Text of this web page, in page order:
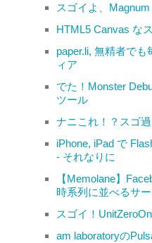
スゴイよ、
HTML5 Canvas な
paper.li, 無精者で
ィア
でた！Monster
ツール
ナニこれ！？スゴ
iPhone, iPad で
- それなりに
【Memolane】
時系列に並べるサ
スゴイ！
am laboratoryの